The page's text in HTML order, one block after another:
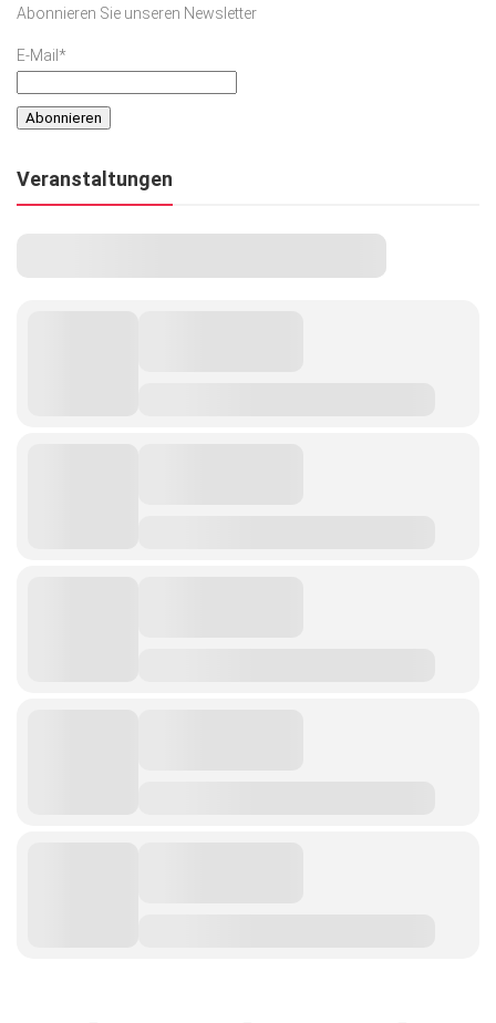
Lifestyle
Ausflug & Reise
SACHSEN IN PARIS
Abonnieren Sie unseren Newsletter
E-Mail*
Veranstaltungen